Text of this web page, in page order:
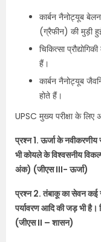
कार्बन नैनोट्यूब
(ग्रैफीन) की मुड़ी
चिकित्सा
हैं।
कार्बन नैनोट्यूब
होते हैं।
UPSC मुख्य परीक्षा के लिए
प्रश्न 1. ऊर्जा के नवीकरणीय
भी कोयले के विश्वसनीय
अंक) (जीएस III- ऊर्जा)
प्रश्न 2. तंबाकू का सेवन
पर्यावरण आदि की जड़ भी
(जीएस II – शासन)